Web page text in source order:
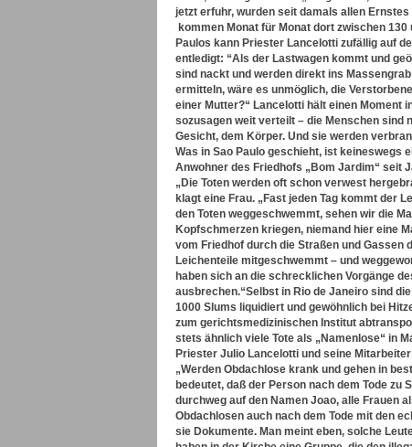
jetzt erfuhr, wurden seit damals allen
kommen Monat für Monat dort zwischen
Paulos kann Priester Lancelotti zufällig auf
entledigt: “Als der Lastwagen kommt und
sind nackt und werden direkt ins
ermitteln, wäre es unmöglich, die
einer Mutter?“ Lancelotti hält einen Moment
sozusagen weit verteilt – die Menschen sind
Gesicht, dem Körper. Und sie werden
Was in Sao Paulo geschieht, ist keineswegs
Anwohner des Friedhofs „Bom Jardim“ seit
„Die Toten werden oft schon verwest
klagt eine Frau. „Fast jeden Tag kommt der
den Toten weggeschwemmt, sehen wir die
Kopfschmerzen kriegen, niemand hier eine
vom Friedhof durch die Straßen und
Leichenteile mitgeschwemmt – und
haben sich an die schrecklichen Vorgänge
ausbrechen.“Selbst in Rio de Janeiro sind
1000 Slums liquidiert und gewöhnlich bei
zum gerichtsmedizinischen Institut
stets ähnlich viele Tote als „Namenlose“ in
Priester Julio Lancelotti und seine
„Werden Obdachlose krank und gehen in
bedeutet, daß der Person nach dem Tode
durchweg auf den Namen Joao, alle Frauen
Obdachlosen auch nach dem Tode mit den
sie Dokumente. Man meint eben, solche